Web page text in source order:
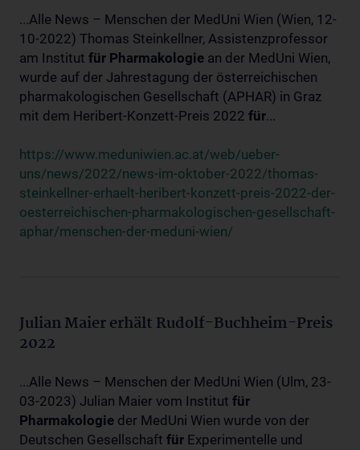
...Alle News – Menschen der MedUni Wien (Wien, 12-
10-2022) Thomas Steinkellner, Assistenzprofessor
am Institut für Pharmakologie an der MedUni Wien,
wurde auf der Jahrestagung der österreichischen
pharmakologischen Gesellschaft (APHAR) in Graz
mit dem Heribert-Konzett-Preis 2022 für...
https://www.meduniwien.ac.at/web/ueber-
uns/news/2022/news-im-oktober-2022/thomas-
steinkellner-erhaelt-heribert-konzett-preis-2022-der-
oesterreichischen-pharmakologischen-gesellschaft-
aphar/menschen-der-meduni-wien/
Julian Maier erhält Rudolf-Buchheim-Preis
2022
...Alle News – Menschen der MedUni Wien (Ulm, 23-
03-2023) Julian Maier vom Institut für
Pharmakologie der MedUni Wien wurde von der
Deutschen Gesellschaft für Experimentelle und